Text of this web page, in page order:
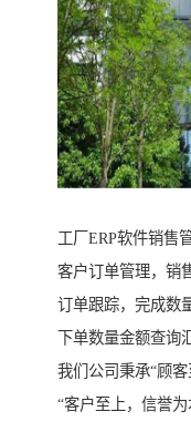
工厂ERP软件销售
客户订单管理，销
订单跟踪，完成数
下单数量金额查询
我们公司秉承“顾
“客户至上，信誉